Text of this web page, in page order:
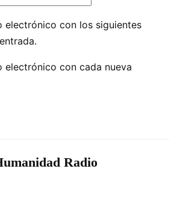
electrónico con los siguientes
electrónico con cada nueva
Radio